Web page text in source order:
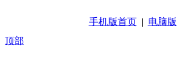
手机版首页| 电脑版
顶部